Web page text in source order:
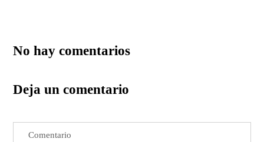
No hay comentarios
Deja un comentario